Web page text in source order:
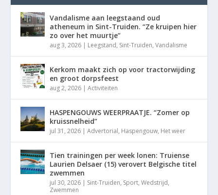
Vandalisme aan leegstaand oud
atheneum in Sint-Truiden. “Ze kruipen hier
zo over het muurtje”
aug 3, 2026 | Leegstand, Sint-Truiden,Vandalisme
Kerkom maakt zich op voor tractorwijding
en groot dorpsfeest
aug 2, 2026 |Activiteiten
HASPENGOUWS WEERPRAATJE. “Zomer op
kruissnelheid”
jul 31, 2026 |Advertorial, Haspengouw, Het weer
Tien trainingen per week lonen: Truiense
Laurien Delsaer (15) verovert Belgische titel
zwemmen
jul 30, 2026 | Sint-Truiden, Sport,Wedstrijd,
Zwemmen